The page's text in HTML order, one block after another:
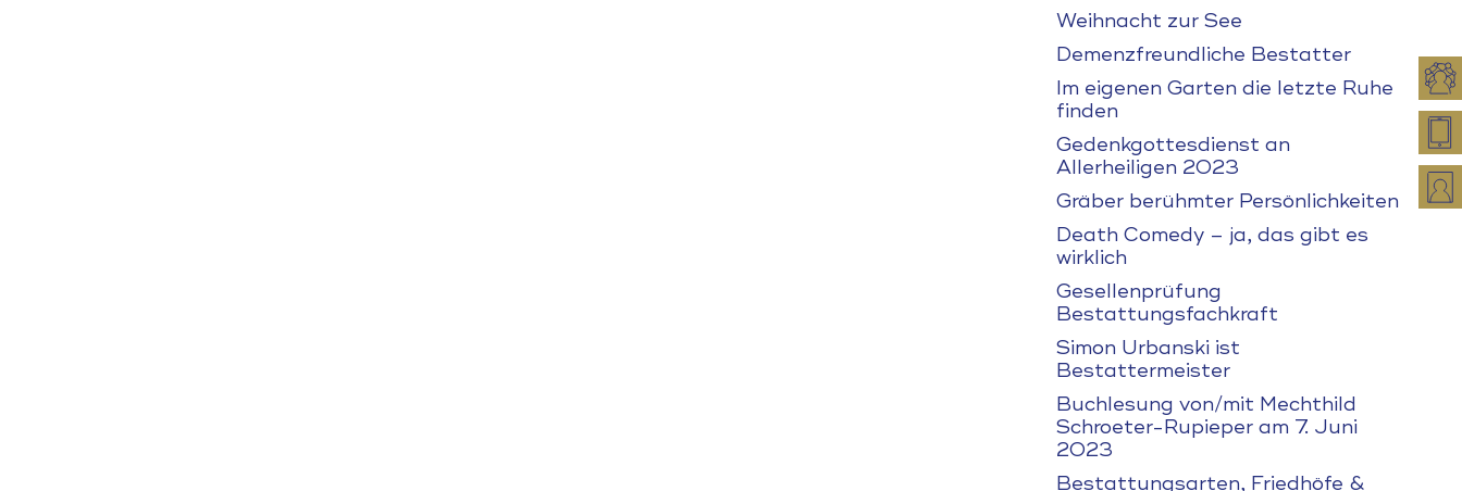
Weihnacht zur See
Demenzfreundliche Bestatter
Im eigenen Garten die letzte Ruhe
finden
Gedenkgottesdienst an
Allerheiligen 2023
Gräber berühmter Persönlichkeiten
Death Comedy – ja, das gibt es
wirklich
Gesellenprüfung
Bestattungsfachkraft
Simon Urbanski ist
Bestattermeister
Buchlesung von/mit Mechthild
Schroeter-Rupieper am 7. Juni
2023
Bestattungsarten, Friedhöfe &